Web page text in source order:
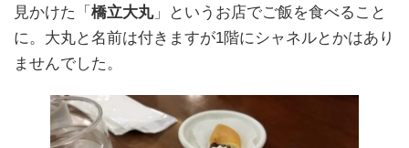
見かけた「 橋立大丸」というお店でご飯を食べること
に。大丸と名前は付きますが1階にシャネルとかはあり
ませんでした。